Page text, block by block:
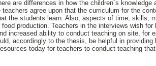
are differences in how the children´s
teachers agree upon that the curriculum for the
the students learn. Also, aspects of time, skills,
production. Teachers in the interviews wish
increased ability to conduct teaching on site, for
accordingly to the thesis, be helpful in providing
today for teachers to conduct teaching